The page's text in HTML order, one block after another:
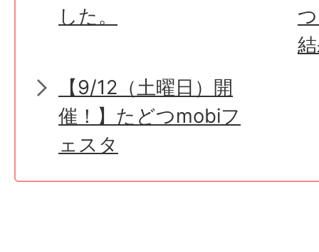
した。
【9/12（土曜日）開
催！】たどつmobiフ
ェスタ